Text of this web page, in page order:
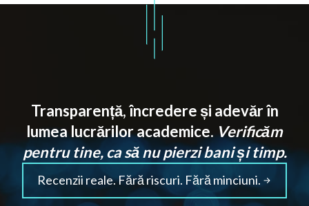
Transparență, încredere și adevăr în
lumea lucrărilor academice. Verificăm
pentru tine, ca să nu pierzi bani și timp.
Recenzii reale. Fără riscuri. Fără minciuni.